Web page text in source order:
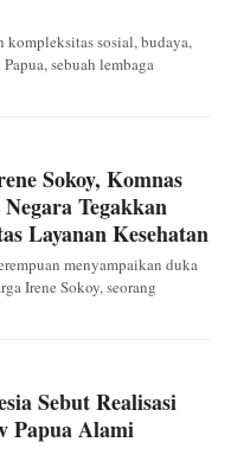
sosial, budaya,
sebuah lembaga
Sokoy, Komnas
Tegakkan
Layanan Kesehatan
menyampaikan duka
Irene Sokoy, seorang
Sebut Realisasi
Papua Alami